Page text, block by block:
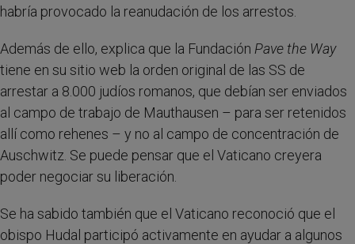
habría provocado la reanudación de los arrestos.
Además de ello, explica que la Fundación Pave the Way
tiene en su sitio web la orden original de las SS de
arrestar a 8.000 judíos romanos, que debían ser enviados
al campo de trabajo de Mauthausen – para ser retenidos
allí como rehenes – y no al campo de concentración de
Auschwitz. Se puede pensar que el Vaticano creyera
poder negociar su liberación.
Se ha sabido también que el Vaticano reconoció que el
obispo Hudal participó activamente en ayudar a algunos